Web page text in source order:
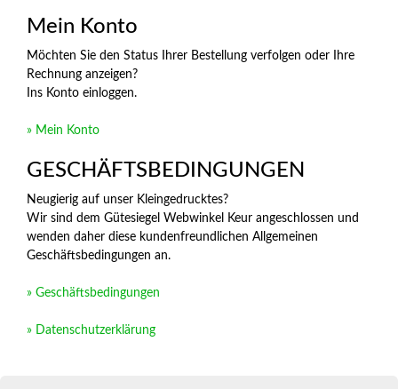
Mein Konto
Möchten Sie den Status Ihrer Bestellung verfolgen oder Ihre
Rechnung anzeigen?
Ins Konto einloggen.
» Mein Konto
GESCHÄFTSBEDINGUNGEN
Neugierig auf unser Kleingedrucktes?
Wir sind dem Gütesiegel Webwinkel Keur angeschlossen und
wenden daher diese kundenfreundlichen Allgemeinen
Geschäftsbedingungen an.
» Geschäftsbedingungen
» Datenschutzerklärung